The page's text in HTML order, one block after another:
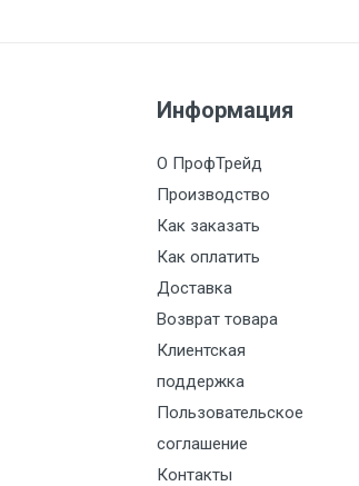
Информация
О ПрофТрейд
Производство
Как заказать
Как оплатить
Доставка
Возврат товара
Клиентская
поддержка
Пользовательское
соглашение
Контакты